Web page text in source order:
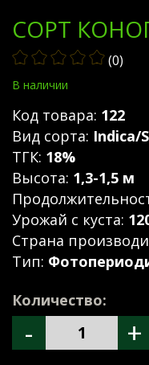
СОРТ
(0)
В наличии
Код товара: 122
Вид сорта: Indica/
ТГК: 18%
Высота: 1,3-1,5 м
Урожай с куста:
Страна
Тип:
Количество:
- +